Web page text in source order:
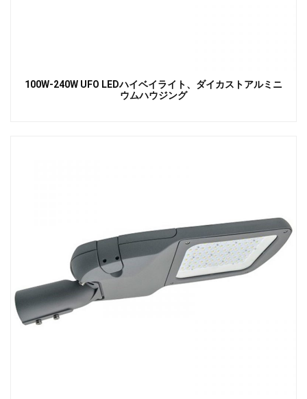
100W-240W UFO LEDハイベイライト、ダイカストアルミニ
ウムハウジング